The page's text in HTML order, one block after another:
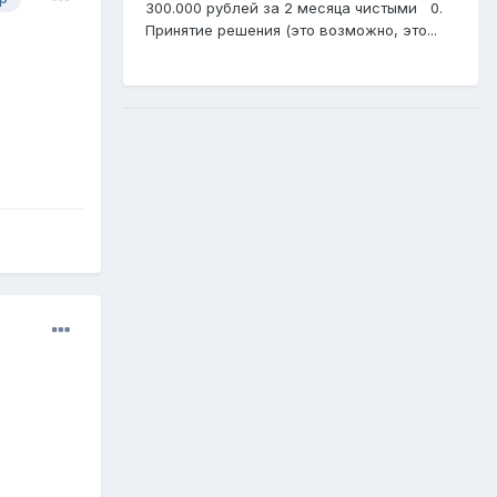
300.000 рублей за 2 месяца чистыми 0.
Принятие решения (это возможно, это...